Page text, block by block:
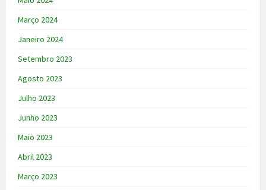
Março 2024
Janeiro 2024
Setembro 2023
Agosto 2023
Julho 2023
Junho 2023
Maio 2023
Abril 2023
Março 2023